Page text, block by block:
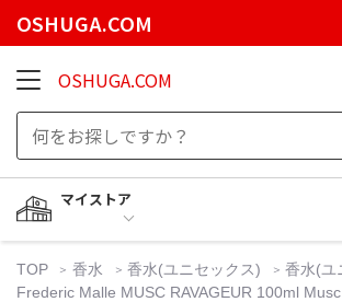
OSHUGA.COM
OSHUGA.COM
マイストア
TOP 香水 香水(ユニセックス)
香水(ユ
Frederic Malle MUSC RAVAGEUR 100ml